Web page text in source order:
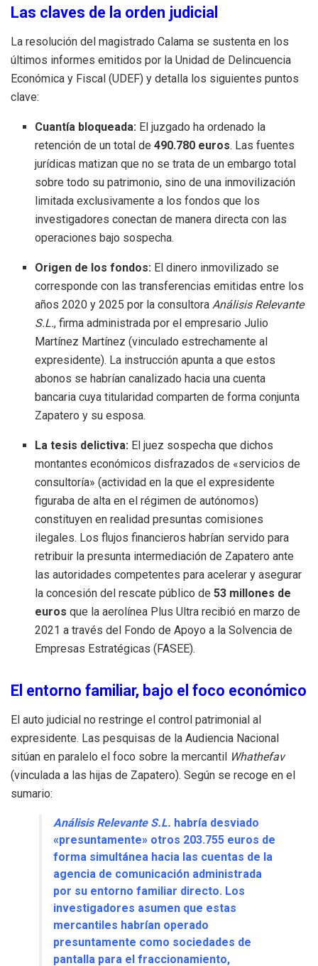
Las claves de la orden judicial
La resolución del magistrado Calama se sustenta en los
últimos informes emitidos por la Unidad de Delincuencia
Económica y Fiscal (UDEF) y detalla los siguientes puntos
clave:
Cuantía bloqueada: El juzgado ha ordenado la
retención de un total de490.780 euros. Las fuentes
jurídicas matizan que no se trata de un embargo total
sobre todo su patrimonio, sino de una inmovilización
limitada exclusivamente a los fondos que los
investigadores conectan de manera directa con las
operaciones bajo sospecha.
Origen de los fondos: El dinero inmovilizado se
corresponde con las transferencias emitidas entre los
años 2020 y 2025 por la consultoraAnálisis Relevante
S.L., firma administrada por el empresario Julio
Martínez Martínez (vinculado estrechamente al
expresidente). La instrucción apunta a que estos
abonos se habrían canalizado hacia una cuenta
bancaria cuya titularidad comparten de forma conjunta
Zapatero y su esposa.
La tesis delictiva: El juez sospecha que dichos
montantes económicos disfrazados de «servicios de
consultoría» (actividad en la que el expresidente
figuraba de alta en el régimen de autónomos)
constituyen en realidad presuntas comisiones
ilegales. Los flujos financieros habrían servido para
retribuir la presunta intermediación de Zapatero ante
las autoridades competentes para acelerar y asegurar
la concesión del rescate público de53 millones de
euros que la aerolínea Plus Ultra recibió en marzo de
2021 a través del Fondo de Apoyo a la Solvencia de
Empresas Estratégicas (FASEE).
El entorno familiar, bajo el foco económico
El auto judicial no restringe el control patrimonial al
expresidente. Las pesquisas de la Audiencia Nacional
sitúan en paralelo el foco sobre la mercantil Whathefav
(vinculada a las hijas de Zapatero). Según se recoge en el
sumario:
Análisis Relevante S.L. habría desviado
«presuntamente» otros 203.755 euros de
forma simultánea hacia las cuentas de la
agencia de comunicación administrada
por su entorno familiar directo. Los
investigadores asumen que estas
mercantiles habrían operado
presuntamente como sociedades de
pantalla para el fraccionamiento,